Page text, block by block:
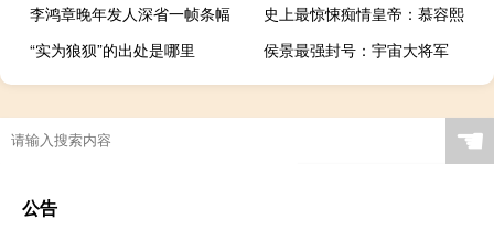
李鸿章晚年发人深省一帧条幅
史上最惊悚痴情皇帝：慕容熙
“实为狼狈”的出处是哪里
侯景最强封号：宇宙大将军
☚
公告